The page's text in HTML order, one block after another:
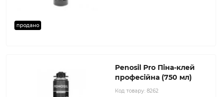
продано
Penosil Pro Піна-клей
професійна (750 мл)
Код товару: 8262